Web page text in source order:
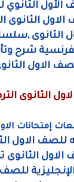
الأول
الثانوى
الثانوى
شرح
الاول
الثانوى
إمتحانات
للصف الاول
الثانوى
للصف